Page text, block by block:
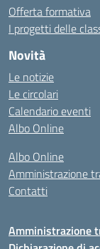
Offerta formativa
I progetti delle
Novità
Le notizie
Le circolari
Calendario eventi
Albo Online
Albo Online
Amministrazione
Contatti
Amministrazione